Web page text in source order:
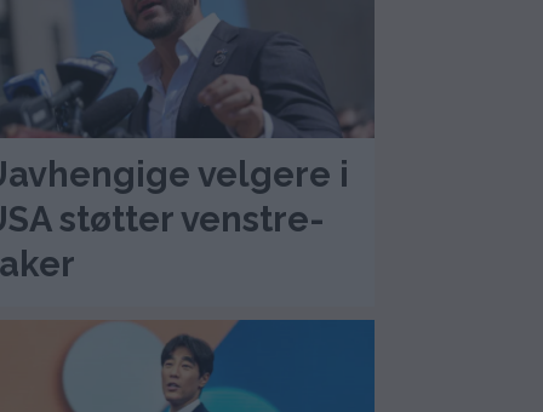
velgere i
støtter venstre-